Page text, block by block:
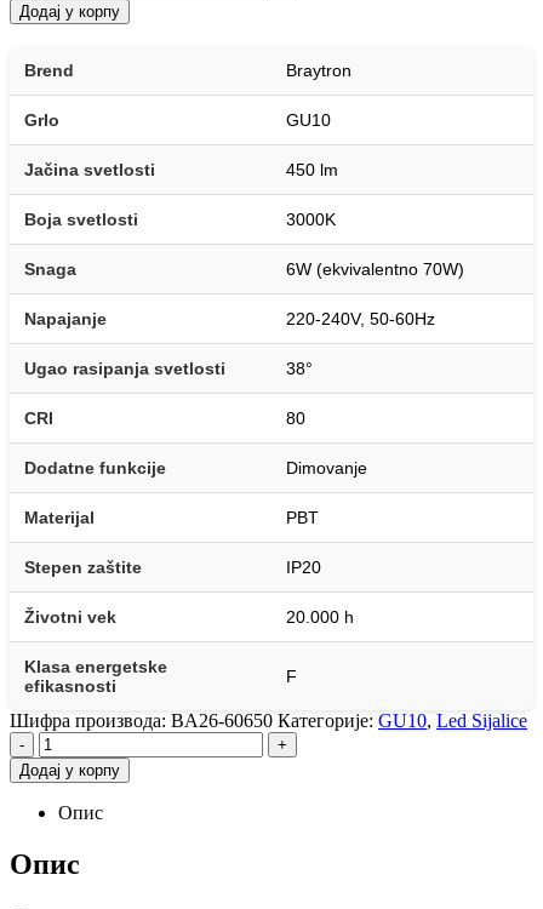
Додај у корпу
Brend Braytron
Grlo GU10
Jačina svetlosti 450 lm
Boja svetlosti 3000K
Snaga 6W (ekvivalentno 70W)
Napajanje 220-240V, 50-60Hz
Ugao rasipanja svetlosti 38°
CRI 80
Dodatne funkcije Dimovanje
Materijal PBT
Stepen zaštite IP20
Životni vek 20.000 h
Klasa energetske
efikasnosti
F
Шифра производа: BA26-60650 Категорије: GU10, Led Sijalice
-
+
Додај у корпу
Опис
Опис